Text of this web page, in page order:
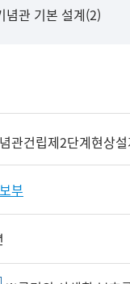
념관 기본 설계(2)
관건립제2단계현상
부